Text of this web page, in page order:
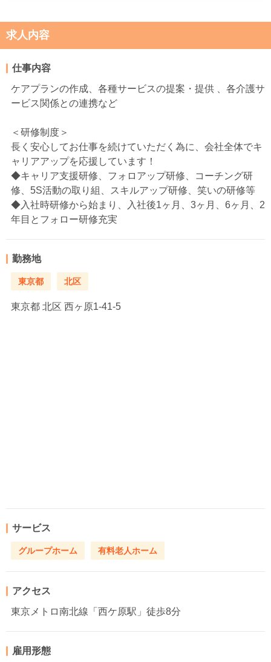
求人内容
仕事内容
ケアプランの作成、各種サービスの提案・提供 、各介護サ
ービス関係との連携など
＜研修制度＞
長く安心してお仕事を続けていただく為に、会社全体でキ
ャリアアップを応援しています！
◆キャリア支援研修、フォロアップ研修、コーチング研
修、5S活動の取り組、スキルアップ研修、笑いの研修等
◆入社時研修から始まり、入社後1ヶ月、3ヶ月、6ヶ月、2
年目とフォロー研修充実
勤務地
東京都 北区
東京都 北区 西ヶ原1-41-5
サービス
グループホーム 有料老人ホーム
アクセス
東京メトロ南北線「西ケ原駅」徒歩8分
雇用形態